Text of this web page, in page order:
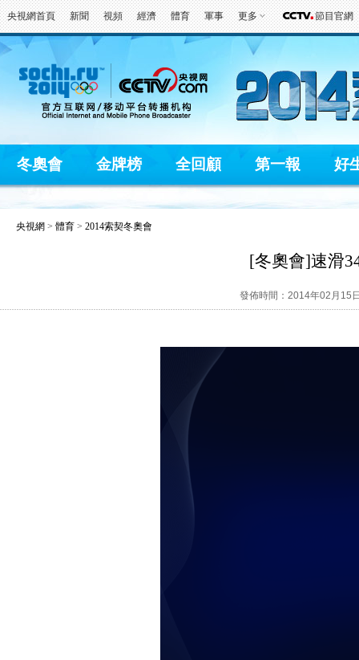
央視網首頁 新聞 視頻 經濟 體育 軍事 更多 節目官網
冬奧會 金牌榜 全回顧 第一報 好
央視網 > 體育 > 2014索契冬奧會
[冬奧會]速滑
發佈時間：2014年02月15